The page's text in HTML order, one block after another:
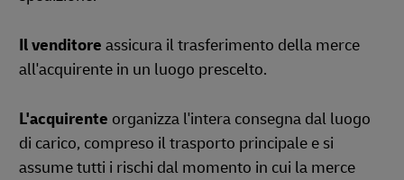
Il venditore assicura il trasferimento della merce
all'acquirente in un luogo prescelto.
L'acquirente organizza l'intera consegna dal luogo
di carico, compreso il trasporto principale e si
assume tutti i rischi dal momento in cui la merce